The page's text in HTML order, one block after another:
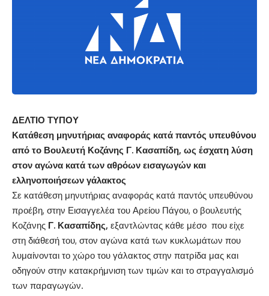
ΔΕΛΤΙΟ ΤΥΠΟΥ
Κατάθεση μηνυτήριας αναφοράς κατά παντός υπευθύνου
από το Βουλευτή Κοζάνης Γ. Κασαπίδη, ως έσχατη λύση
στον αγώνα κατά των αθρόων εισαγωγών και
ελληνοποιήσεων γάλακτος
Σε κατάθεση μηνυτήριας αναφοράς κατά παντός υπευθύνου
προέβη, στην Εισαγγελέα του Αρείου Πάγου, ο βουλευτής
Κοζάνης Γ. Κασαπίδης, εξαντλώντας κάθε μέσο που είχε
στη διάθεσή του, στον αγώνα κατά των κυκλωμάτων που
λυμαίνονται το χώρο του γάλακτος στην πατρίδα μας και
οδηγούν στην κατακρήμνιση των τιμών και το στραγγαλισμό
των παραγωγών.